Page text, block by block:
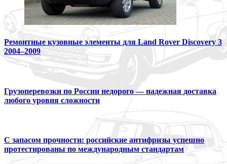
Ремонтные кузовные элементы для Land Rover Discovery 3
2004–2009
Грузоперевозки по России недорого — надежная доставка
любого уровня сложности
С запасом прочности: российские антифризы успешно
протестированы по международным стандартам